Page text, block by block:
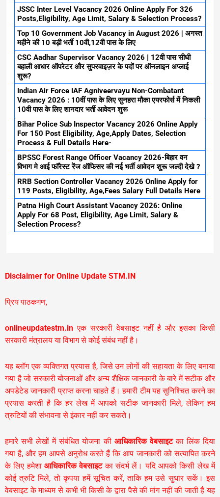
JSSC Inter Level Vacancy 2026 Online Apply For 326
Posts,Eligibility, Age Limit, Salary & Selection Process?
Top 10 Government Job Vacancy in August 2026 | अगस्त
महीने की 10 बड़ी भर्ती 10वी,12वी पास के लिए
CSC Aadhar Supervisor Vacancy 2026 | 12वी पास सीधी
बहाली आधार ऑपरेटर और सुपरवाइज़र के पदों पर ऑनलाइन अप्लाई
शुरू?
Indian Air Force IAF Agniveervayu Non-Combatant
Vacancy 2026 : 10वीं पास के लिए सुनहरा मौका एयरफोर्स में निकली
10वी पास के लिए शानदार भर्ती आवेदन शुरू
Bihar Police Sub Inspector Vacancy 2026 Online Apply
For 150 Post Eligibility, Age,Apply Dates, Selection
Process & Full Details Here-
BPSSC Forest Range Officer Vacancy 2026-बिहार वन
विभाग मे आई फॉरेस्ट रेंज ऑफिसर की नई भर्ती आवेदन शुरू जल्दी देखे ?
RRB Section Controller Vacancy 2026 Online Apply for
119 Posts, Eligibility, Age,Fees Salary Full Details Here
Patna High Court Assistant Vacancy 2026: Online
Apply For 68 Post, Eligibility, Age Limit, Salary &
Selection Process?
Disclaimer for Online Update STM.IN
प्रिय पाठकगण,
onlineupdatestm.in एक सरकारी वेबसाइट नहीं है और इसका किसी
सरकारी मंत्रालय या विभाग से कोई संबंध नहीं है।
यह ब्लॉग एक व्यक्तिगत प्रयास है, जिसे उन लोगों की सहायता के लिए बनाया
गया है जो सरकारी योजनाओं और अन्य शैक्षिक जानकारी के बारे में सटीक और
अपडेटेड जानकारी प्राप्त करना चाहते हैं। हमारी टीम यह सुनिश्चित करने का
प्रयास करती है कि हर लेख में आपको सटीक जानकारी मिले, लेकिन हम
त्रुटियों की संभावना से इंकार नहीं कर सकते।
हमारे सभी लेखों में संबंधित योजना की आधिकारिक वेबसाइटका लिंक दिया
गया है, और हम आपसे अनुरोध करते हैं कि आप जानकारी को सत्यापित करने
के लिए हमेशा आधिकारिक वेबसाइटका संदर्भ लें। यदि आपको किसी लेख में
कोई त्रुटि मिले, तो कृपया हमें सूचित करें, ताकि हम उसे सुधार सकें। इस
वेबसाइट के माध्यम से कभी भी किसी के द्वारा पैसे की मांग नहीं की जाती है यह